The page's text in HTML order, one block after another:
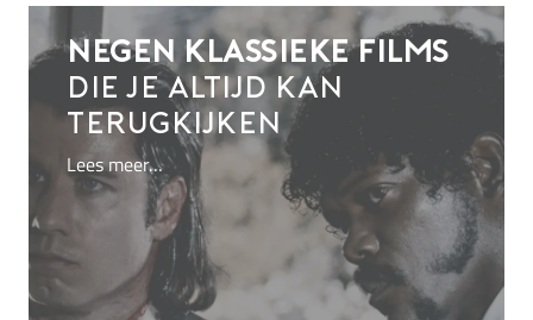
Negen klassieke films
die je altijd kan
terugkijken
Lees meer…